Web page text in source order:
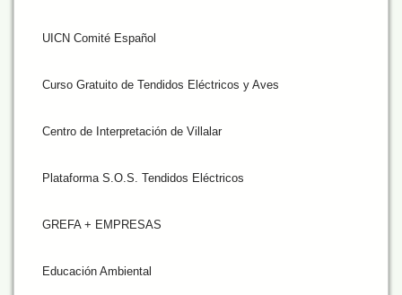
UICN Comité Español
Curso Gratuito de Tendidos Eléctricos y Aves
Centro de Interpretación de Villalar
Plataforma S.O.S. Tendidos Eléctricos
GREFA + EMPRESAS
Educación Ambiental